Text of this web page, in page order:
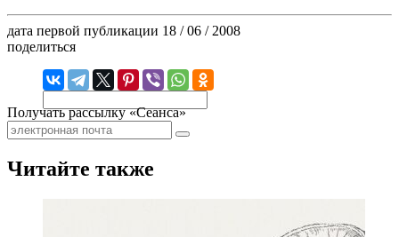
дата первой публикации 18 / 06 / 2008
поделиться
Получать рассылку «Сеанса»
Читайте также